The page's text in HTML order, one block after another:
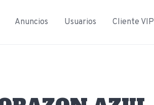
Anuncios Usuarios Cliente VIP